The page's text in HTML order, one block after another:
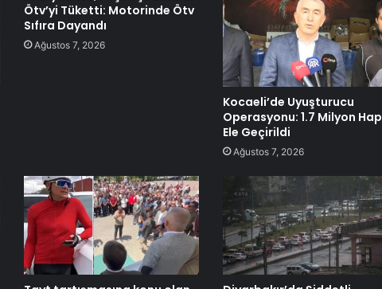
Ötv’yi Tüketti: Motorinde Ötv
Sıfıra Dayandı
Ağustos 7, 2026
Kocaeli’de Uyuşturucu
Operasyonu: 1.7 Milyon Hap
Ele Geçirildi
Ağustos 7, 2026